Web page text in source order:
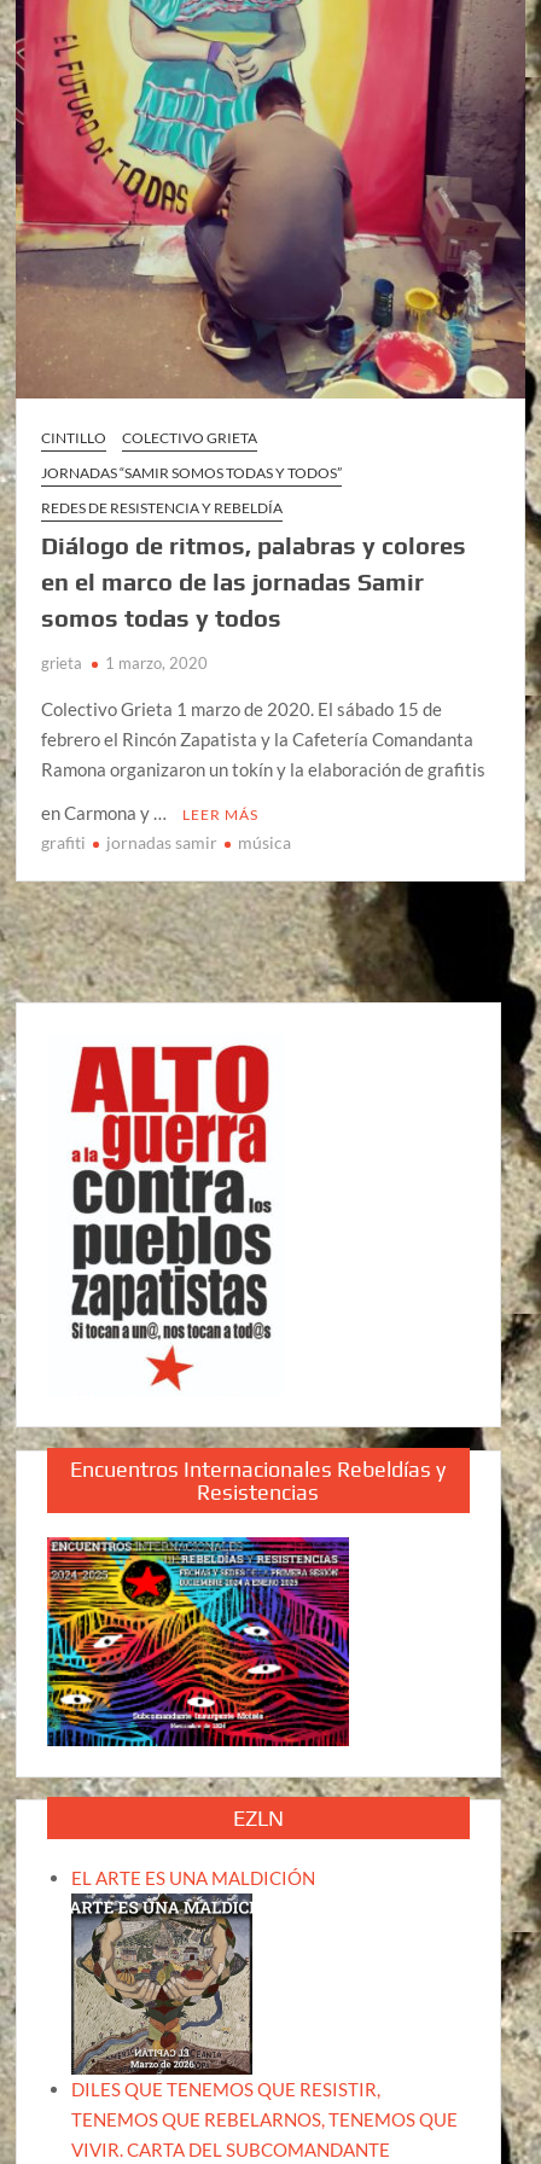
CINTILLO
COLECTIVO GRIETA
JORNADAS “SAMIR SOMOS TODAS Y TODOS”
REDES DE RESISTENCIA Y REBELDÍA
Diálogo de ritmos, palabras y colores
en el marco de las jornadas Samir
somos todas y todos
grieta 1 marzo, 2020
Colectivo Grieta 1 marzo de 2020. El sábado 15 de
febrero el Rincón Zapatista y la Cafetería Comandanta
Ramona organizaron un tokín y la elaboración de grafitis
en Carmona y …
LEER MÁS
grafiti jornadas samir música
Encuentros Internacionales Rebeldías y
Resistencias
EZLN
EL ARTE ES UNA MALDICIÓN
DILES QUE TENEMOS QUE RESISTIR,
TENEMOS QUE REBELARNOS, TENEMOS QUE
VIVIR. CARTA DEL SUBCOMANDANTE